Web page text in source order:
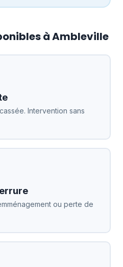
à Ambleville
Intervention sans
ou perte de